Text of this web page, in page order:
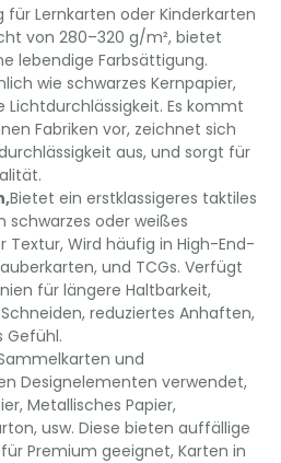
Lernkarten oder Kinderkarten
von 280–320 g/m², bietet
lebendige Farbsättigung.
wie schwarzes Kernpapier,
Es kommt
Fabriken vor, zeichnet sich
aus, und sorgt für
Bietet ein erstklassigeres taktiles
schwarzes oder weißes
Wird häufig in High-End-
und TCGs. Verfügt
für längere Haltbarkeit,
reduziertes Anhaften,
Gefühl.
und
Designelementen verwendet,
Metallisches Papier,
usw. Diese bieten auffällige
Premium geeignet, Karten in